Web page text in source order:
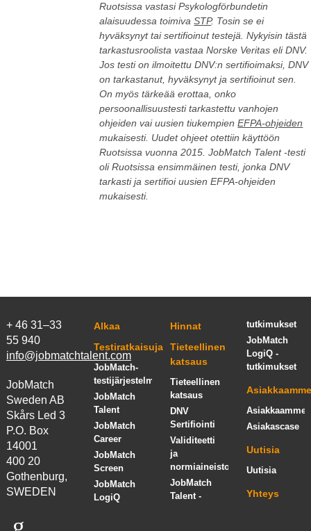
Ruotsissa vastasi Psykologförbundetin
alaisuudessa toimivaSTP. Tosin se ei
hyväksynyt tai sertifioinut testejä. Nykyisin tästä
tarkastusroolista vastaa Norske Veritas eli DNV.
Jos testi on ilmoitettu DNV:n sertifioimaksi, DNV
on tarkastanut, hyväksynyt ja sertifioinut sen.
On myös tärkeää erottaa, onko
persoonallisuustesti tarkastettu vanhojen
ohjeiden vai uusien tiukempienEFPA-ohjeiden
mukaisesti. Uudet ohjeet otettiin käyttöön
Ruotsissa vuonna 2015. JobMatch Talent -testi
oli Ruotsissa ensimmäinen testi, jonka DNV
tarkasti ja sertifioi uusien EFPA-ohjeiden
mukaisesti.
+ 46 31–33
55 940
info@jobmatchtalent.com
JobMatch
Sweden AB
Skårs Led 3
P.O. Box
14001
400 20
Gothenburg,
SWEDEN
Alkaa
Testiratkaisuja
JobMatch-
testijärjestelmä
JobMatch
Talent
JobMatch
Career
JobMatch
Screen
JobMatch
LogiQ
Hinnat
Tieteellinen
katsaus
Tieteellinen
katsaus
DNV
Sertifiointi
Validiteetti
ja
normiaineisto
JobMatch
Talent -
tutkimukset
JobMatch
LogiQ -
tutkimukset
Asiakkaamme
Asiakascase
Uutisia
Uutisia
Yhteys